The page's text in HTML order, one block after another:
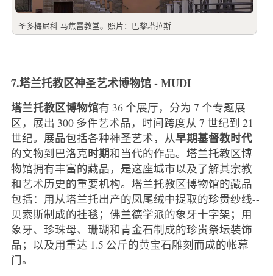
圣多梅尼科-马焦雷教堂。照片：巴黎塔拉斯
7.塔兰托教区神圣艺术博物馆 - MUDI
塔兰托教区博物馆有 36 个展厅，分为 7 个专题展
区，展出 300 多件艺术品，时间跨度从 7 世纪到 21
世纪。展品包括各种神圣艺术，从早期基督教时代
的文物到巴洛克时期和当代的作品。塔兰托教区博
物馆拥有丰富的藏品，是这座城市以及了解其宗教
和艺术历史的重要机构。塔兰托教区博物馆的藏品
包括：用从塔兰托出产的凤尾绒中提取的珍贵纱线--
贝索斯制成的挂毯；佛兰德学派的象牙十字架；用
象牙、珍珠母、珊瑚和青金石制成的珍贵祭坛装饰
品；以及用重达 1.5 公斤的黄宝石雕刻而成的帐幕
门。